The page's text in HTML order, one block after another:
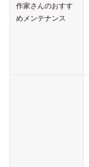
作家さんのおすす
めメンテナンス